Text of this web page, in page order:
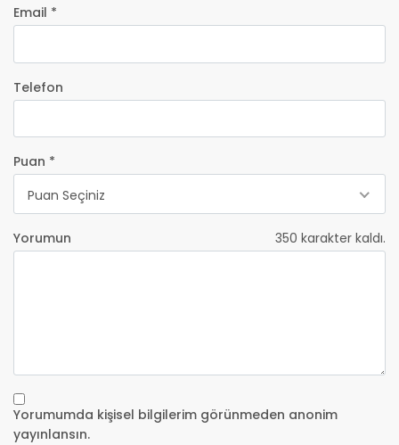
Email *
Telefon
Puan *
Puan Seçiniz
Yorumun 350 karakter kaldı.
Yorumumda kişisel bilgilerim görünmeden anonim
yayınlansın.